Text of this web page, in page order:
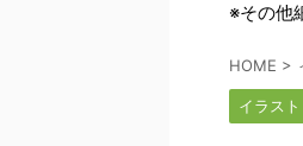
※その他
HOME >
イラスト